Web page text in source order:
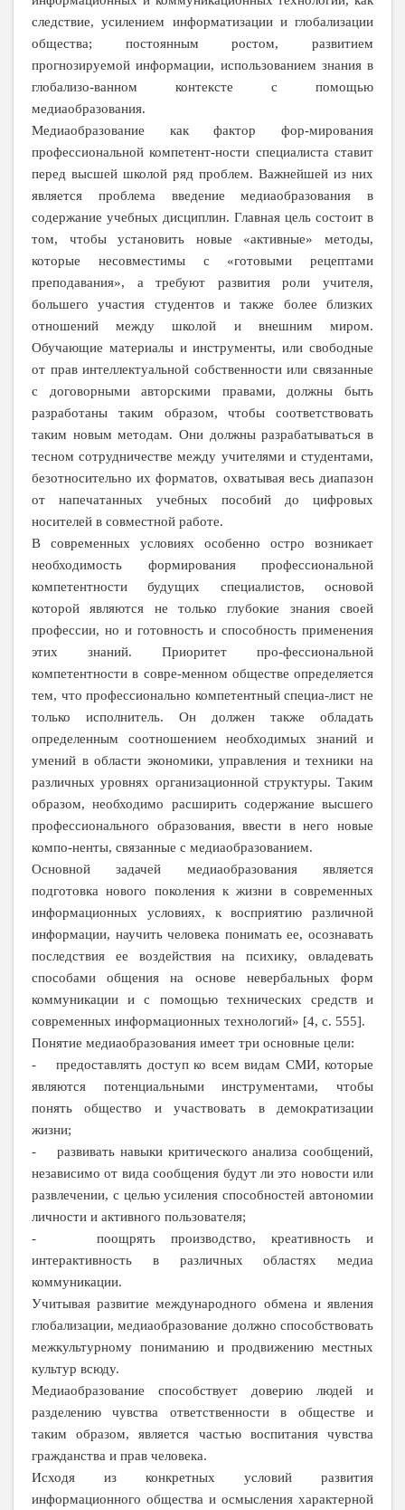
следствие, усилением информатизации и глобализации
общества; постоянным ростом, развитием
прогнозируемой информации, использованием знания в
глобализо-ванном контексте с помощью
медиаобразования.
Медиаобразование как фактор фор-мирования
профессиональной компетент-ности специалиста ставит
перед высшей школой ряд проблем. Важнейшей из них
является проблема введение медиаобразования в
содержание учебных дисциплин. Главная цель состоит в
том, чтобы установить новые «активные» методы,
которые несовместимы с «готовыми рецептами
преподавания», а требуют развития роли учителя,
большего участия студентов и также более близких
отношений между школой и внешним миром.
Обучающие материалы и инструменты, или свободные
от прав интеллектуальной собственности или связанные
с договорными авторскими правами, должны быть
разработаны таким образом, чтобы соответствовать
таким новым методам. Они должны разрабатываться в
тесном сотрудничестве между учителями и студентами,
безотносительно их форматов, охватывая весь диапазон
от напечатанных учебных пособий до цифровых
носителей в совместной работе.
В современных условиях особенно остро возникает
необходимость формирования профессиональной
компетентности будущих специалистов, основой
которой являются не только глубокие знания своей
профессии, но и готовность и способность применения
этих знаний. Приоритет про-фессиональной
компетентности в совре-менном обществе определяется
тем, что профессионально компетентный специа-лист не
только исполнитель. Он должен также обладать
определенным соотношением необходимых знаний и
умений в области экономики, управления и техники на
различных уровнях организационной структуры. Таким
образом, необходимо расширить содержание высшего
профессионального образования, ввести в него новые
компо-ненты, связанные с медиаобразованием.
Основной задачей медиаобразования является
подготовка нового поколения к жизни в современных
информационных условиях, к восприятию различной
информации, научить человека понимать ее, осознавать
последствия ее воздействия на психику, овладевать
способами общения на основе невербальных форм
коммуникации и с помощью технических средств и
современных информационных технологий» [4, с. 555].
Понятие медиаобразования имеет три основные цели:
- предоставлять доступ ко всем видам СМИ, которые
являются потенциальными инструментами, чтобы
понять общество и участвовать в демократизации
жизни;
- развивать навыки критического анализа сообщений,
независимо от вида сообщения будут ли это новости или
развлечении, с целью усиления способностей автономии
личности и активного пользователя;
- поощрять производство, креативность и
интерактивность в различных областях медиа
коммуникации.
Учитывая развитие международного обмена и явления
глобализации, медиаобразование должно способствовать
межкультурному пониманию и продвижению местных
культур всюду.
Медиаобразование способствует доверию людей и
разделению чувства ответственности в обществе и
таким образом, является частью воспитания чувства
гражданства и прав человека.
Исходя из конкретных условий развития
информационного общества и осмысления характерной